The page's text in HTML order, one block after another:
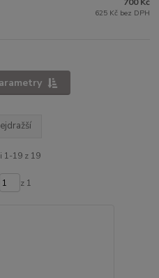
625 Kč bez DPH
1-19 z 19
z 1